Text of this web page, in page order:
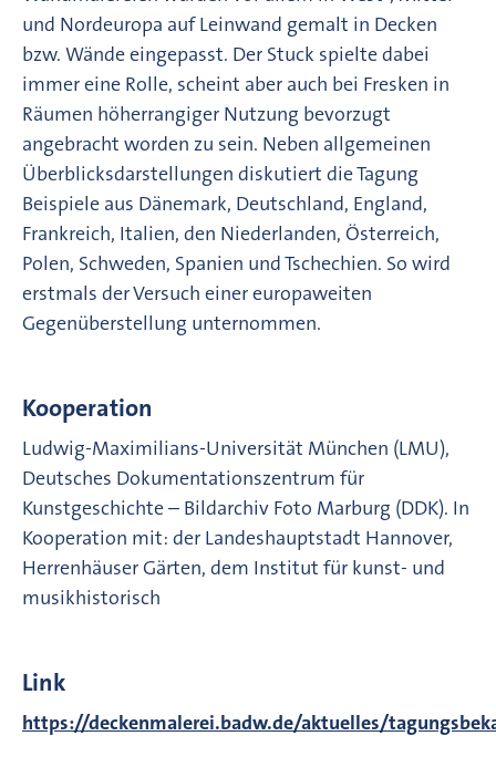
und Nordeuropa auf Leinwand gemalt in Decken
bzw. Wände eingepasst. Der Stuck spielte dabei
immer eine Rolle, scheint aber auch bei Fresken in
Räumen höherrangiger Nutzung bevorzugt
angebracht worden zu sein. Neben allgemeinen
Überblicksdarstellungen diskutiert die Tagung
Beispiele aus Dänemark, Deutschland, England,
Frankreich, Italien, den Niederlanden, Österreich,
Polen, Schweden, Spanien und Tschechien. So wird
erstmals der Versuch einer europaweiten
Gegenüberstellung unternommen.
Kooperation
Ludwig-Maximilians-Universität München (LMU),
Deutsches Dokumentationszentrum für
Kunstgeschichte – Bildarchiv Foto Marburg (DDK). In
Kooperation mit: der Landeshauptstadt Hannover,
Herrenhäuser Gärten, dem Institut für kunst- und
musikhistorisch
Link
https://deckenmalerei.badw.de/aktuelles/